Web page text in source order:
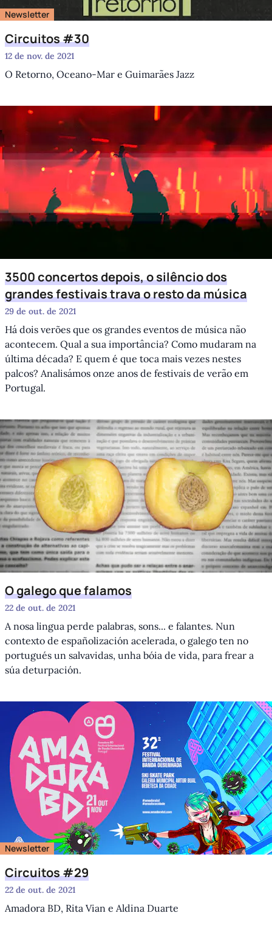
Newsletter
Circuitos #30
12 de nov. de 2021
O Retorno, Oceano-Mar e Guimarães Jazz
3500 concertos depois, o silêncio dos
grandes festivais trava o resto da música
29 de out. de 2021
Há dois verões que os grandes eventos de música não
acontecem. Qual a sua importância? Como mudaram na
última década? E quem é que toca mais vezes nestes
palcos? Analisámos onze anos de festivais de verão em
Portugal.
O galego que falamos
22 de out. de 2021
A nosa lingua perde palabras, sons... e falantes. Nun
contexto de españolización acelerada, o galego ten no
portugués un salvavidas, unha bóia de vida, para frear a
súa deturpación.
Newsletter
Circuitos #29
22 de out. de 2021
Amadora BD, Rita Vian e Aldina Duarte